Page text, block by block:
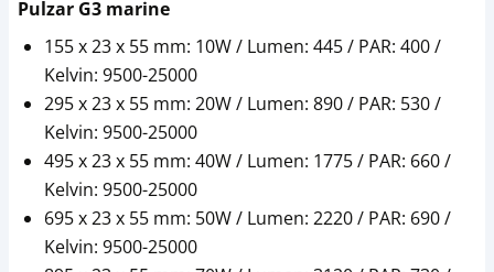
Pulzar G3 marine
155 x 23 x 55 mm: 10W / Lumen: 445 / PAR: 400 /
Kelvin: 9500-25000
295 x 23 x 55 mm: 20W / Lumen: 890 / PAR: 530 /
Kelvin: 9500-25000
495 x 23 x 55 mm: 40W / Lumen: 1775 / PAR: 660 /
Kelvin: 9500-25000
695 x 23 x 55 mm: 50W / Lumen: 2220 / PAR: 690 /
Kelvin: 9500-25000